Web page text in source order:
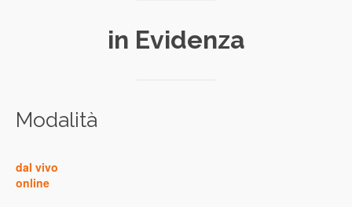
in Evidenza
Modalità
dal vivo
online